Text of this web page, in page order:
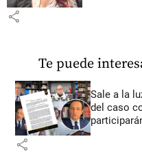
share
Te puede
Sale a la
del caso
share